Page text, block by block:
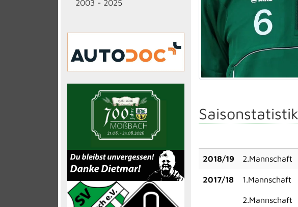
2003 - 2025
Saisonstatistik
2018/19 2.Mannschaft
2017/18 1.Mannschaft
2.Mannschaft